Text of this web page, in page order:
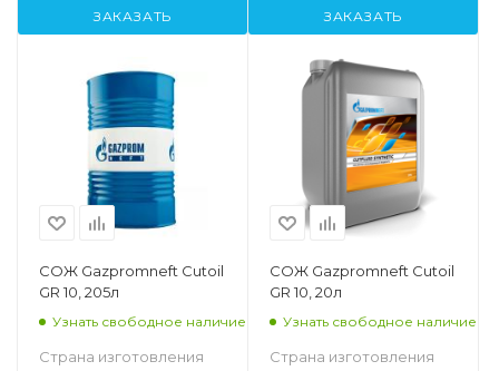
ЗАКАЗАТЬ ЗАКАЗАТЬ
СОЖ Gazpromneft Cutoil
GR 10, 205л
Узнать свободное наличие
Страна изготовления
СОЖ Gazpromneft Cutoil
GR 10, 20л
Узнать свободное наличие
Страна изготовления